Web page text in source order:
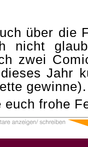
über die
nicht
zwei
Jahr
euch frohe